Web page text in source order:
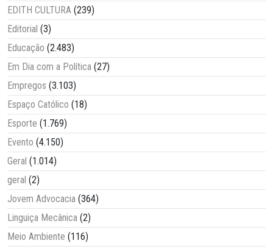
EDITH CULTURA (239)
Editorial (3)
Educação (2.483)
Em Dia com a Política (27)
Empregos (3.103)
Espaço Católico (18)
Esporte (1.769)
Evento (4.150)
Geral (1.014)
geral (2)
Jovem Advocacia (364)
Linguiça Mecânica (2)
Meio Ambiente (116)